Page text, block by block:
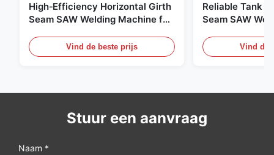
High‑Efficiency Horizontal Girth
Seam SAW Welding Machine for
Vind de beste prijs
Reliable Tank
Seam SAW
Vind de
Stuur een aanvraag
Naam *